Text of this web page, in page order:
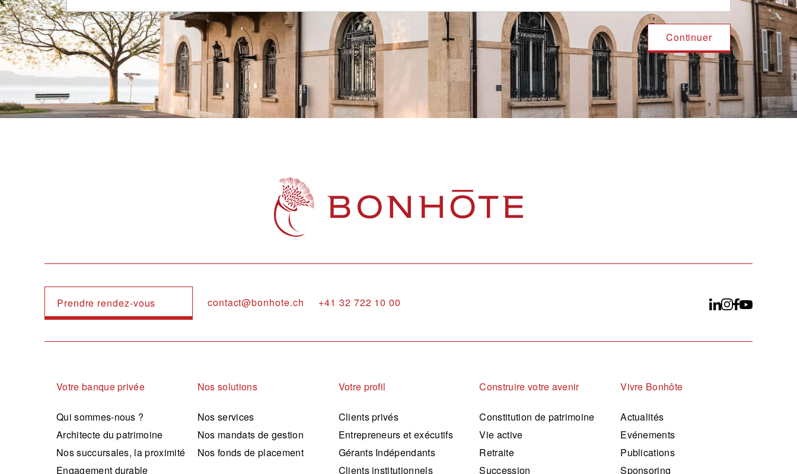
Prendre rendez-vous contact@bonhote.ch +41 32 722 10 00
Navigation principale
Votre banque privée
Qui sommes-nous ?
Architecte du patrimoine
Nos succursales, la proximité
Engagement durable
Nos solutions
Nos services
Nos mandats de gestion
Nos fonds de placement
Votre profil
Clients privés
Entrepreneurs et exécutifs
Gérants Indépendants
Clients institutionnels
Construire votre avenir
Constitution de patrimoine
Vie active
Retraite
Succession
Vivre Bonhôte
Actualités
Evénements
Publications
Sponsoring